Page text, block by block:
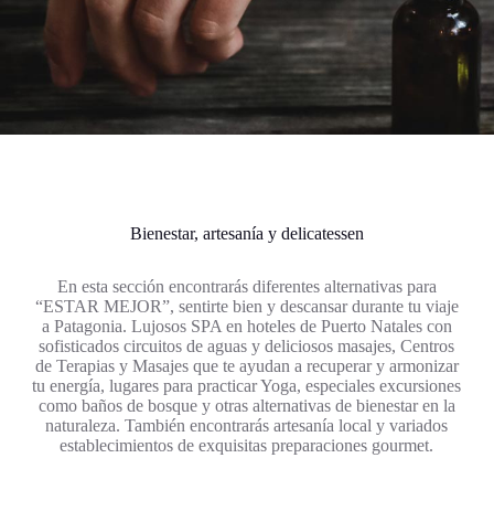
Bienestar, artesanía y delicatessen
En esta sección encontrarás diferentes alternativas para
“ESTAR MEJOR”, sentirte bien y descansar durante tu viaje
a Patagonia. Lujosos SPA en hoteles de Puerto Natales con
sofisticados circuitos de aguas y deliciosos masajes, Centros
de Terapias y Masajes que te ayudan a recuperar y armonizar
tu energía, lugares para practicar Yoga, especiales excursiones
como baños de bosque y otras alternativas de bienestar en la
naturaleza. También encontrarás artesanía local y variados
establecimientos de exquisitas preparaciones gourmet.